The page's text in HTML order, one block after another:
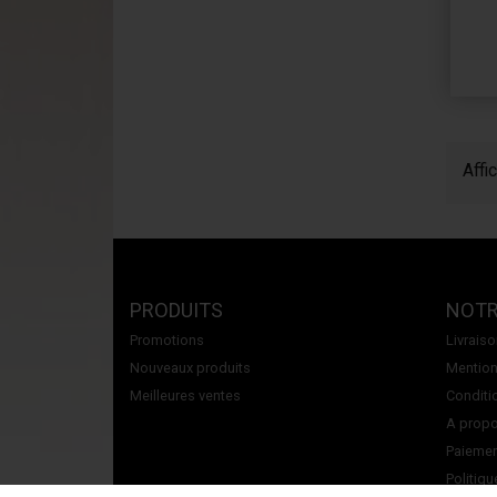
PRODUITS
Promotions
Nouveaux produits
Meilleures ventes
A